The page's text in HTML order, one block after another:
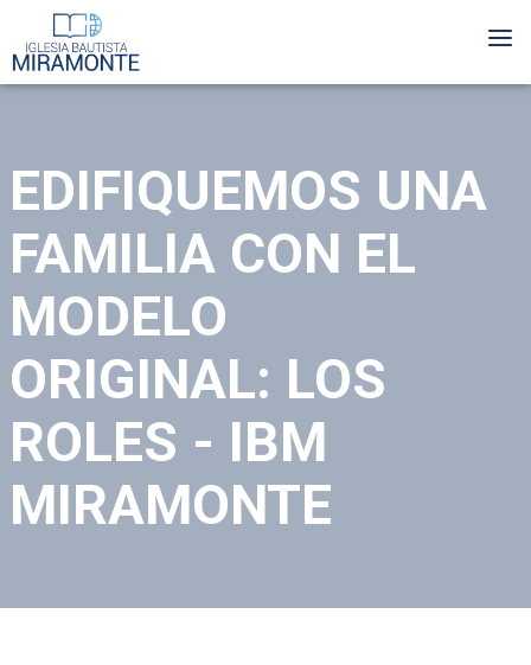
main
EDIFIQUEMOS UNA
FAMILIA CON EL
MODELO
ORIGINAL: LOS
ROLES - IBM
MIRAMONTE